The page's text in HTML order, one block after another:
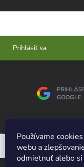
Používame
webu a
odmietnuť alebo
Prihlásiť sa
GOOGLE